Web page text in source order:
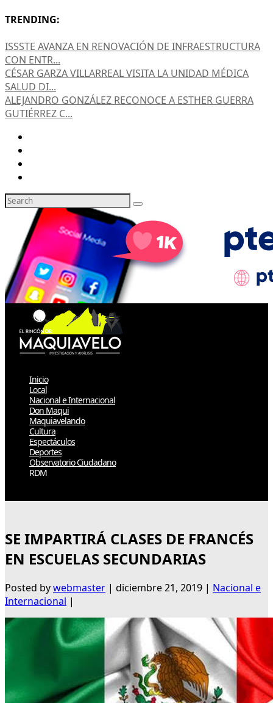
TRENDING:
ISSSTE AVANZA EN RENOVACIÓN DE INFRAESTRUCTURA
CON ENTR...
CÉSAR GARZA VILLARREAL VISITA LA UNIDAD MÉDICA
SALUD DI...
ALEJANDRO GONZÁLEZ RECONOCE A ESTHER GUERRA
GUTIÉRREZ C...
Inicio
Local
Nacional e Internacional
Don Maqui
Maquiavelando
Cultura
Espectáculos
Deportes
Observatorio Ciudadano
RDM
SE IMPARTIRÁ CLASES DE FRANCÉS
EN ESCUELAS SECUNDARIAS
Posted bywebmaster | diciembre 21, 2019 | Nacional e
Internacional |